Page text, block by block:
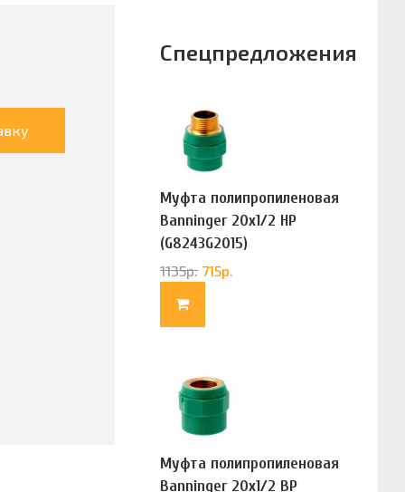
Спецпредложения
Муфта полипропиленовая
Banninger 20х1/2 НР
(G8243G2015)
1135р. 715р.
Муфта полипропиленовая
Banninger 20х1/2 ВР